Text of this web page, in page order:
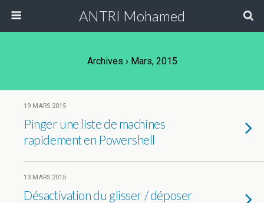
ANTRI Mohamed
Archives › Mars, 2015
19 MARS 2015
Pinger une liste de machines
rapidement en Powershell
13 MARS 2015
Désactivation du glisser / déposer